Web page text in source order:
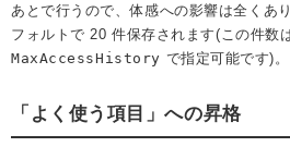
あとで行うので、体感への影響は全くあ
フォルトで 20 件保存されます(この件数
MaxAccessHistory で指定可能です)。
「よく使う項目」への昇格